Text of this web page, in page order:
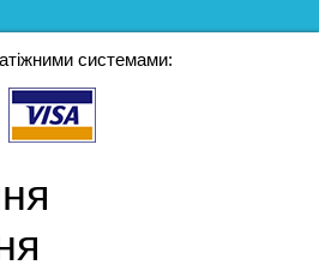
системами: